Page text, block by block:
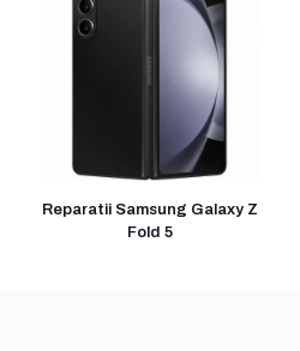
Reparatii Samsung Galaxy Z
Fold 5